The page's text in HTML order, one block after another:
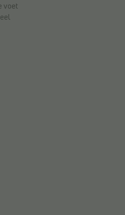
voet